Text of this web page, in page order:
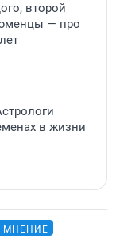
второй
— про
в жизни
МНЕНИЕ